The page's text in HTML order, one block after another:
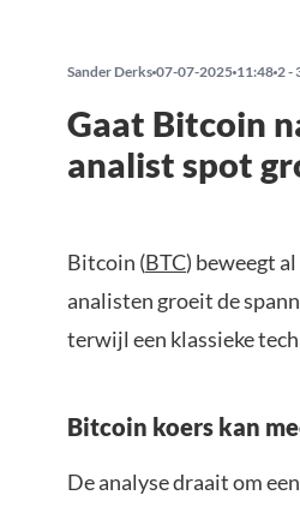
Sander Derks 07-07-2025 11:48 2 -
Gaat Bitcoin
analist spot
Bitcoin (BTC) beweegt
analisten groeit de
terwijl een klassieke
Bitcoin koers kan
De analyse draait om